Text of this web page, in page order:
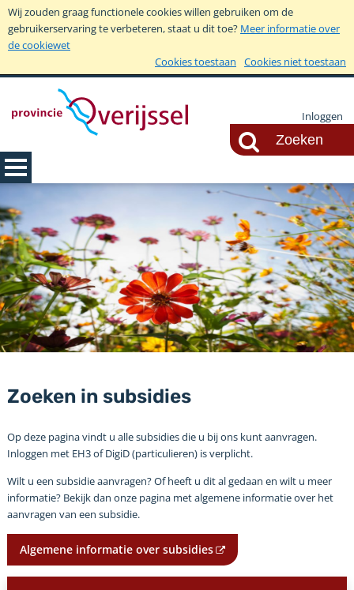
Wij zouden graag functionele cookies willen gebruiken om de
gebruikerservaring te verbeteren, staat u dit toe? Meer informatie over
de cookiewet
Cookies toestaan
Cookies niet toestaan
Inloggen
Zoeken in subsidies
Op deze pagina vindt u alle subsidies die u bij ons kunt aanvragen.
Inloggen met EH3 of DigiD (particulieren) is verplicht.
Wilt u een subsidie aanvragen? Of heeft u dit al gedaan en wilt u meer
informatie? Bekijk dan onze pagina met algemene informatie over het
aanvragen van een subsidie.
Algemene informatie over subsidies